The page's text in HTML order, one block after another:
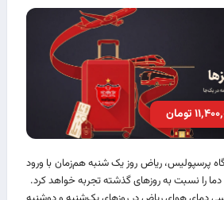
پرسپولیس، ریاض روز یک شنبه هم‌زمان با ورود
را نسبت به روزهای گذشته تجربه خواهد کرد.